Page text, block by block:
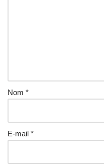
Nom *
E-mail *